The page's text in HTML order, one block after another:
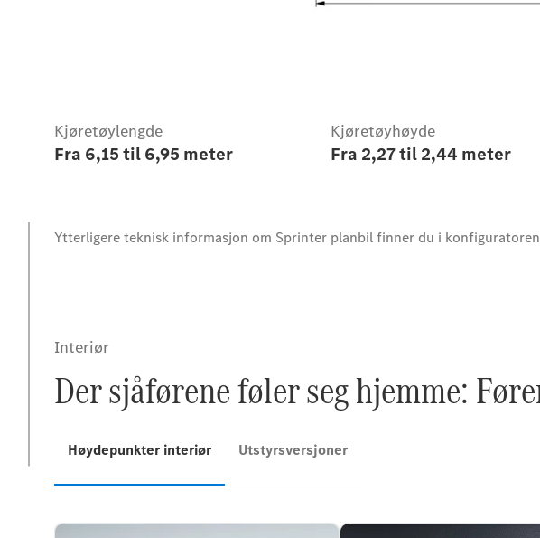
Kjøretøylengde
Fra 6,15 til 6,95 meter
Kjøretøyhøyde
Fra 2,27 til 2,44 meter
Ytterligere teknisk informasjon om Sprinter planbil finner du i
Interiør
Der sjåførene føler seg hjemme:
Høydepunkter interiør Utstyrsversjoner